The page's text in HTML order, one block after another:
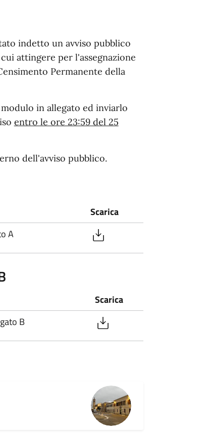
indetto un avviso pubblico
attingere per l'assegnazione
Permanente della
in allegato ed inviarlo
entro le ore 23:59 del 25
dell'avviso pubblico.
Scarica
A
Scarica
B